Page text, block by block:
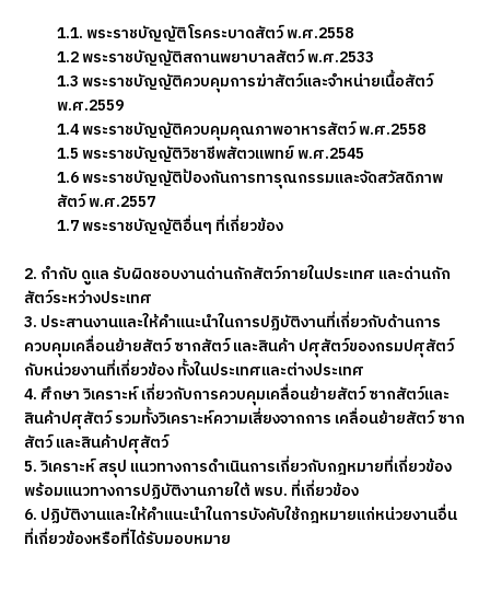
1.1. พระราชบัญญัติโรคระบาดสัตว์ พ.ศ.2558
1.2 พระราชบัญญัติสถานพยาบาลสัตว์ พ.ศ.2533
1.3 พระราชบัญญัติควบคุมการฆ่าสัตว์และจำหน่ายเนื้อสัตว์
พ.ศ.2559
1.4 พระราชบัญญัติควบคุมคุณภาพอาหารสัตว์ พ.ศ.2558
1.5 พระราชบัญญัติวิชาชีพสัตวแพทย์ พ.ศ.2545
1.6 พระราชบัญญัติป้องกันการทารุณกรรมและจัดสวัสดิภาพ
สัตว์ พ.ศ.2557
1.7 พระราชบัญญัติอื่นๆ ที่เกี่ยวข้อง
2. กำกับ ดูแล รับผิดชอบงานด่านกักสัตว์ภายในประเทศ และด่านกัก
สัตว์ระหว่างประเทศ
3. ประสานงานและให้คำแนะนำในการปฏิบัติงานที่เกี่ยวกับด้านการ
ควบคุมเคลื่อนย้ายสัตว์ ซากสัตว์ และสินค้า ปศุสัตว์ของกรมปศุสัตว์
กับหน่วยงานที่เกี่ยวข้อง ทั้งในประเทศและต่างประเทศ
4. ศึกษา วิเคราะห์ เกี่ยวกับการควบคุมเคลื่อนย้ายสัตว์ ซากสัตว์และ
สินค้าปศุสัตว์ รวมทั้งวิเคราะห์ความเสี่ยงจากการ เคลื่อนย้ายสัตว์ ซาก
สัตว์ และสินค้าปศุสัตว์
5. วิเคราะห์ สรุป แนวทางการดำเนินการเกี่ยวกับกฎหมายที่เกี่ยวข้อง
พร้อมแนวทางการปฏิบัติงานภายใต้ พรบ. ที่เกี่ยวข้อง
6. ปฏิบัติงานและให้คำแนะนำในการบังคับใช้กฎหมายแก่หน่วยงานอื่น
ที่เกี่ยวข้องหรือที่ได้รับมอบหมาย